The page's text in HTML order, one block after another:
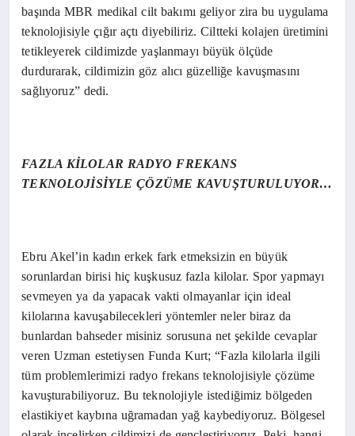
başında MBR medikal cilt bakımı geliyor zira bu uygulama
teknolojisiyle çığır açtı diyebiliriz. Ciltteki kolajen üretimini
tetikleyerek cildimizde yaşlanmayı büyük ölçüde
durdurarak, cildimizin göz alıcı güzelliğe kavuşmasını
sağlıyoruz” dedi.
FAZLA KİLOLAR RADYO FREKANS
TEKNOLOJİSİYLE ÇÖZÜME KAVUŞTURULUYOR…
Ebru Akel’in kadın erkek fark etmeksizin en büyük
sorunlardan birisi hiç kuşkusuz fazla kilolar. Spor yapmayı
sevmeyen ya da yapacak vakti olmayanlar için ideal
kilolarına kavuşabilecekleri yöntemler neler biraz da
bunlardan bahseder misiniz sorusuna net şekilde cevaplar
veren Uzman estetiysen Funda Kurt; “Fazla kilolarla ilgili
tüm problemlerimizi radyo frekans teknolojisiyle çözüme
kavuşturabiliyoruz. Bu teknolojiyle istediğimiz bölgeden
elastikiyet kaybına uğramadan yağ kaybediyoruz. Bölgesel